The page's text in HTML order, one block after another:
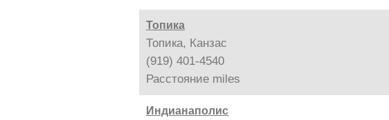
Топика
Топика, Канзас
(919) 401-4540
Расстояние miles
Индианаполис